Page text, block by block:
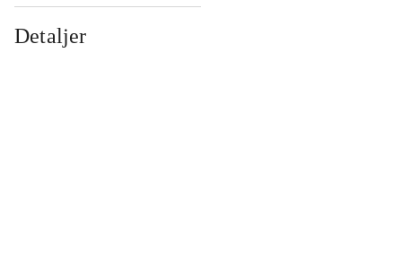
Detaljer